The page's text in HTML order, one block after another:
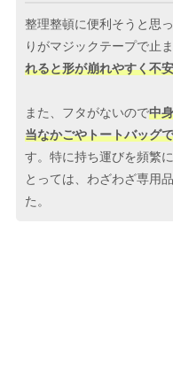
整理整頓に便利そうと思
りがマジックテープで止
れると形が崩れやすく不
また、フタがないので中
当なかごやトートバッグ
す。特に持ち運びを頻繁
とっては、わざわざ専用
た。